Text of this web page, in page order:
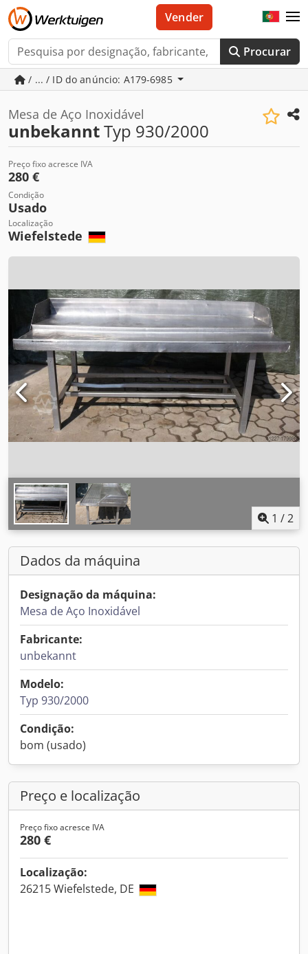
Procurar
Vender
/ ... / ID do anúncio: A179-6985
Mesa de Aço Inoxidável
unbekanntTyp 930/2000
Preço fixo acresce IVA
280 €
Condição
Usado
Localização
Wiefelstede
1 /2
Dados da máquina
Designação da máquina:
Mesa de Aço Inoxidável
Fabricante:
unbekannt
Modelo:
Typ 930/2000
Condição:
bom (usado)
Preço e localização
Preço fixo acresce IVA
280 €
Localização:
26215 Wiefelstede, DE